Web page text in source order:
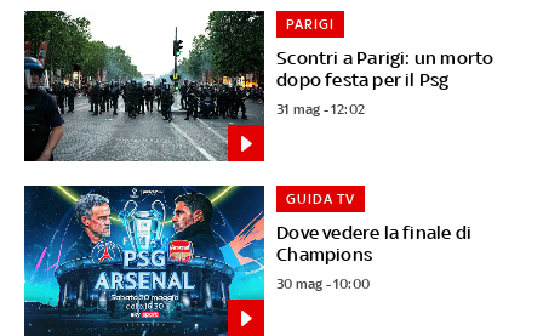
Scontri a Parigi: un morto
dopo festa per il Psg
PARIGI
31 mag - 12:02
Dove vedere la finale di
Champions
GUIDA TV
30 mag - 10:00